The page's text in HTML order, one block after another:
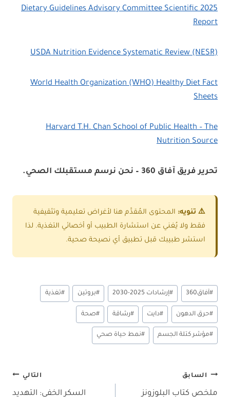
2025 Dietary Guidelines Advisory Committee Scientific
Report
USDA Nutrition Evidence Systematic Review (NESR)
World Health Organization (WHO) Healthy Diet Fact
Sheets
Harvard T.H. Chan School of Public Health – The
Nutrition Source
تحرير فريق آفاق 360 – نحن نرسم مستقبلك الصحي .
⚠️ تنويه: المحتوى المُقدَّم هنا لأغراض تعليمية وتثقيفية
فقط ولا يُغني عن استشارة الطبيب أو أخصائي التغذية. لذا
استشر طبيبك قبل تطبيق أي نصيحة صحية.
وسوم
المقال:
#آفاق360 #إرشادات 2025-2030 #بروتين #تغذية
#حرق الدهون #دايت #رشاقة #صحة
#مؤشر كتلة الجسم #نمط حياة صحي
تصفّح
السابق
ملخص كتاب البلوزونز
التالي
السكر الخفي: التهديد